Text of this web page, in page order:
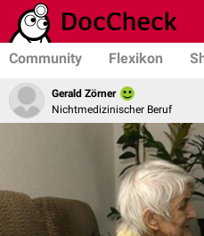
Community Flexikon
Gerald Zörner
Nichtmedizinischer Beruf